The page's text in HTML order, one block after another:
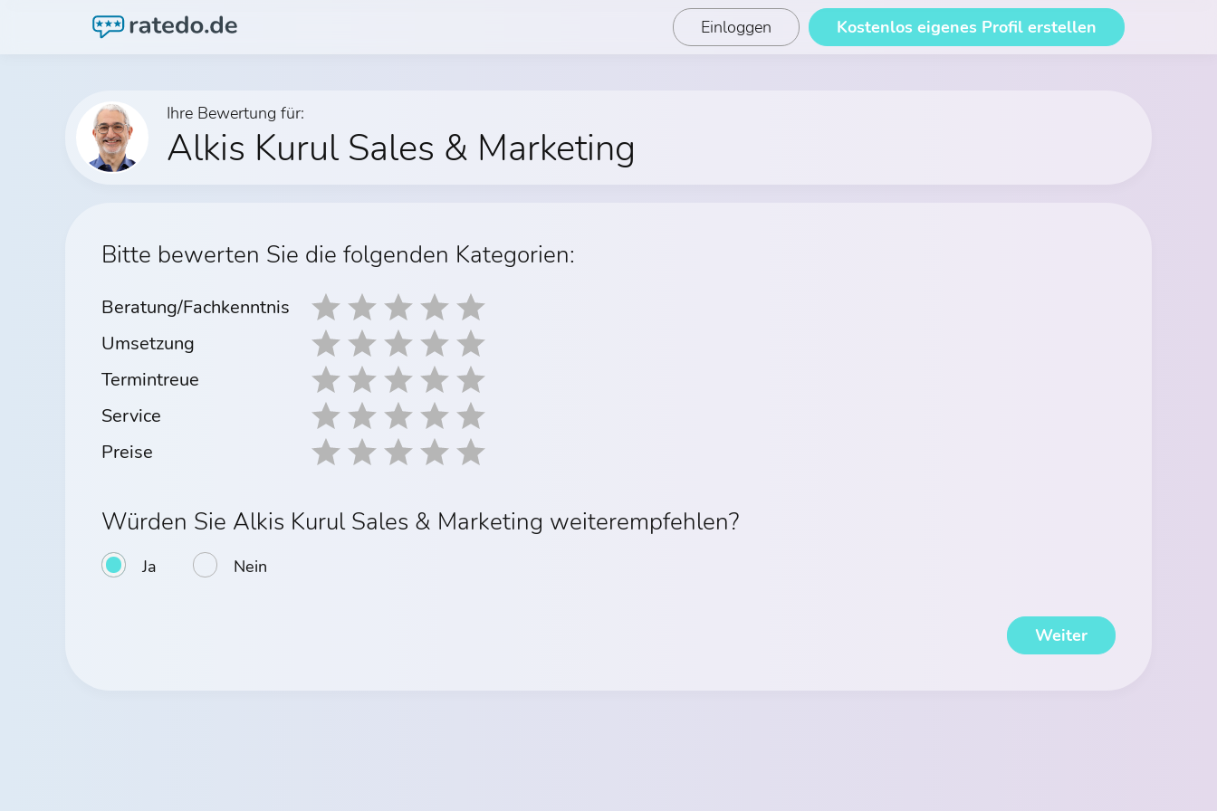
Einloggen Kostenlos eigenes Profil erstellen
Ihre Bewertung für:
Alkis Kurul Sales & Marketing
Bitte bewerten Sie die folgenden Kategorien:
Beratung/Fachkenntnis
Umsetzung
Termintreue
Service
Preise
Würden Sie Alkis Kurul Sales & Marketing weiterempfehlen?
Ja Nein
Weiter